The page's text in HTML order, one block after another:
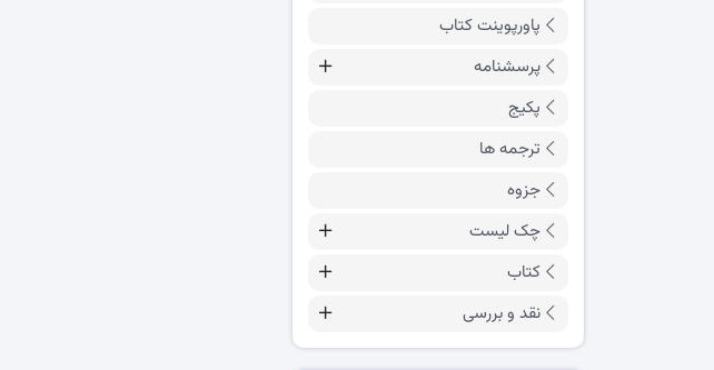
پاورپوینت کتاب
پرسشنامه
پکیج
ترجمه ها
جزوه
چک لیست
کتاب
نقد و بررسی